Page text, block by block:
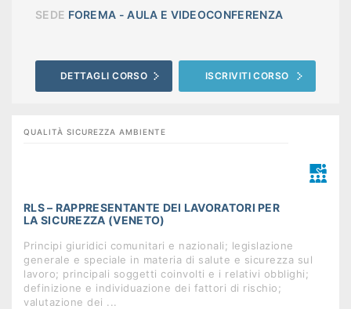
SEDE FOREMA - AULA E VIDEOCONFERENZA
DETTAGLI CORSO ISCRIVITI CORSO
QUALITÀ SICUREZZA AMBIENTE
RLS – RAPPRESENTANTE DEI LAVORATORI PER
LA SICUREZZA (VENETO)
Principi giuridici comunitari e nazionali; legislazione
generale e speciale in materia di salute e sicurezza sul
lavoro; principali soggetti coinvolti e i relativi obblighi;
definizione e individuazione dei fattori di rischio;
valutazione dei ...